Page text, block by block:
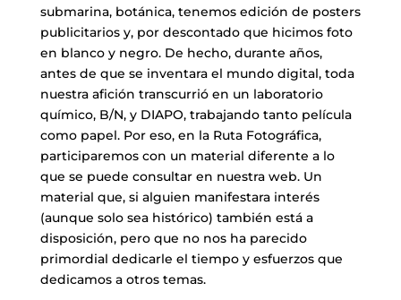
submarina, botánica, tenemos edición de posters
publicitarios y, por descontado que hicimos foto
en blanco y negro. De hecho, durante años,
antes de que se inventara el mundo digital, toda
nuestra afición transcurrió en un laboratorio
químico, B/N, y DIAPO, trabajando tanto película
como papel. Por eso, en la Ruta Fotográfica,
participaremos con un material diferente a lo
que se puede consultar en nuestra web. Un
material que, si alguien manifestara interés
(aunque solo sea histórico) también está a
disposición, pero que no nos ha parecido
primordial dedicarle el tiempo y esfuerzos que
dedicamos a otros temas.